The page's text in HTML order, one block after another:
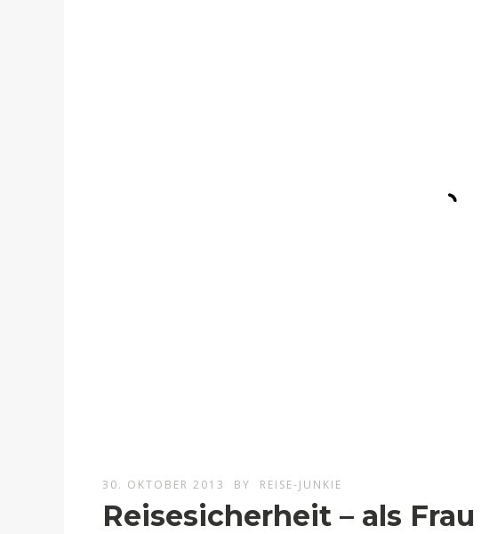
30. OKTOBER 2013 BY REISE-JUNKIE
Reisesicherheit – als